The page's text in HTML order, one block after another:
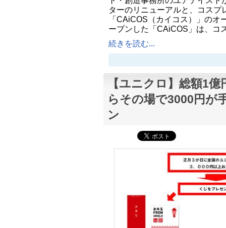
ターのリニューアルと、コスプ
「CAiCOS（カイコス）」のオ
ープンした「CAiCOS」は、コ
続きを読む...
【ユニクロ】総額1
らその場で3000円が
ン